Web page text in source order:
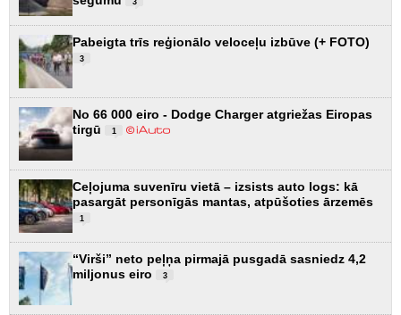
3
Pabeigta trīs reģionālo veloceļu izbūve (+ FOTO)
3
No 66 000 eiro - Dodge Charger atgriežas Eiropas
tirgū
1
Ceļojuma suvenīru vietā – izsists auto logs: kā
pasargāt personīgās mantas, atpūšoties ārzemēs
1
“Virši” neto peļņa pirmajā pusgadā sasniedz 4,2
miljonus eiro
3